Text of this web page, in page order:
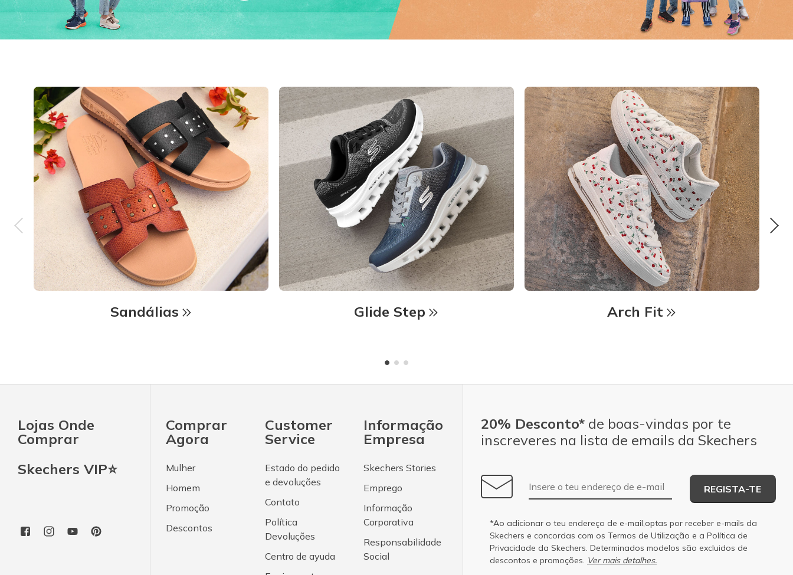
Sandálias Glide Step Arch Fit
Lojas Onde
Comprar
Skechers VIP⭐
Comprar
Agora
Mulher
Homem
Promoção
Descontos
Customer
Service
Estado do pedido
e devoluções
Contato
Política
Devoluções
Centro de ayuda
Informação
Empresa
Skechers Stories
Emprego
Informação
Corporativa
Responsabilidade
Social
20% Desconto* de boas-vindas por te
inscreveres na lista de emails da Skechers
Endereço de e-mail
REGISTA-TE
*Ao adicionar o teu endereço de e-mail,optas por receber e-mails da
Skechers e concordas com os Termos de Utilização e a Política de
Privacidade da Skechers. Determinados modelos são excluidos de
descontos e promoções. Ver mais detalhes.